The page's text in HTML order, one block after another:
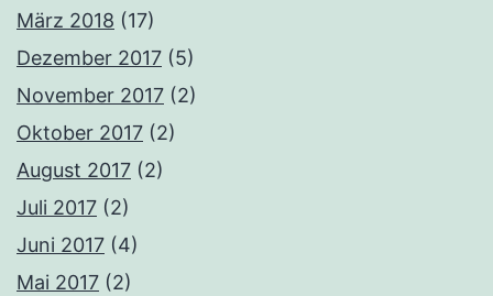
März 2018 (17)
Dezember 2017 (5)
November 2017 (2)
Oktober 2017 (2)
August 2017 (2)
Juli 2017 (2)
Juni 2017 (4)
Mai 2017 (2)